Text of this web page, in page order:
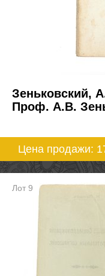
Зеньковский,
Проф. А.В.
Цена продажи:
Лот 9